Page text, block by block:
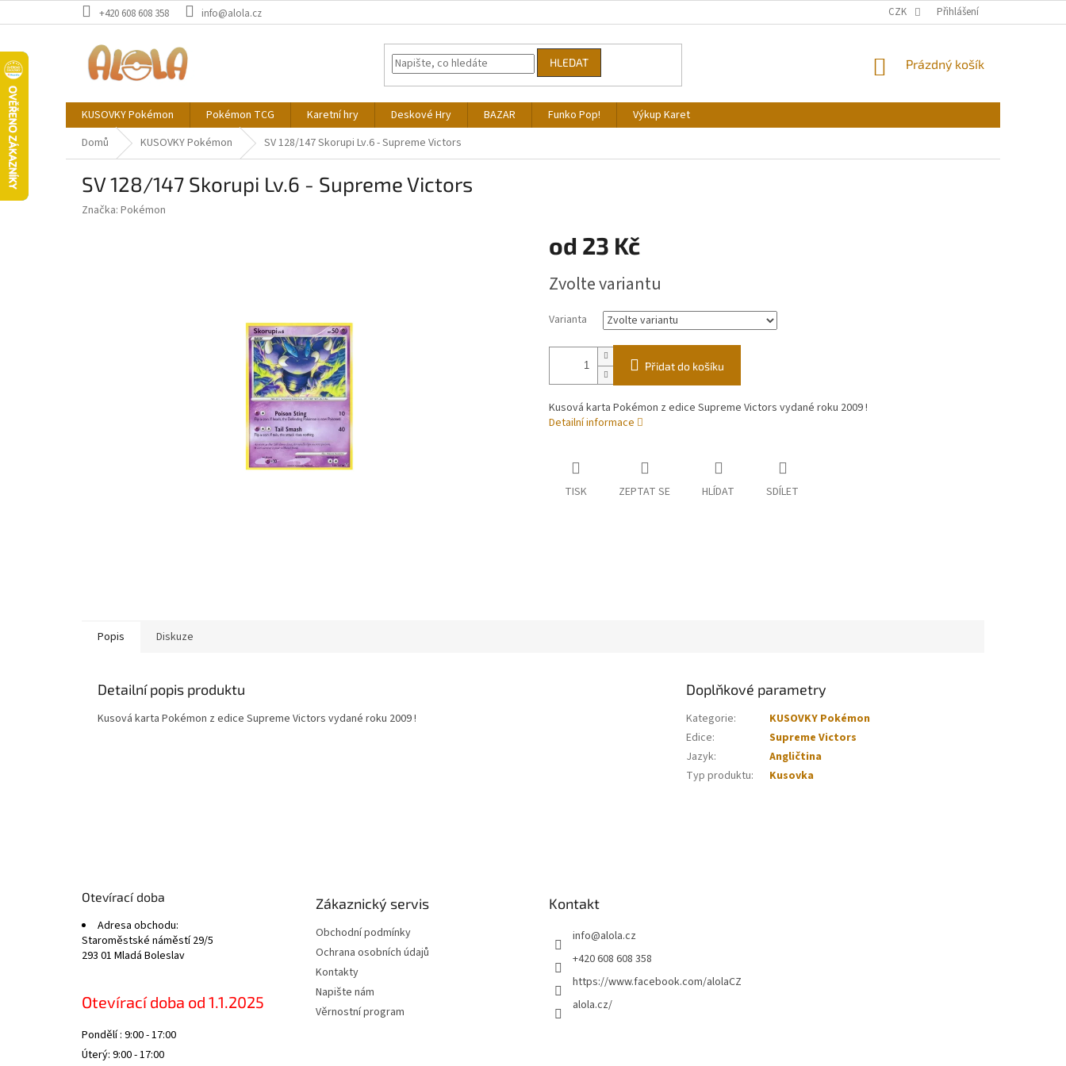
na
+420 608 608 358 info@alola.cz CZK Přihlášení
HLEDAT
NÁKUPNÍ
Prázdný košík
KUSOVKY Pokémon Pokémon TCG Karetní hry Deskové Hry BAZAR Funko Pop!
Výkup Karet
Domů
KUSOVKY Pokémon SV 128/147 Skorupi Lv.6 - Supreme Victors
SV 128/147 Skorupi Lv.6 - Supreme Victors
Značka: Pokémon
od 23 Kč
cena:
Zvolte variantu
Varianta
Přidat do košíku
Kusová karta Pokémon z edice Supreme Victors vydané roku 2009 !
Detailní informace
TISK ZEPTAT SE HLÍDAT SDÍLET
Popis Diskuze
Detailní popis produktu
Kusová karta Pokémon z edice Supreme Victors vydané roku 2009 !
Doplňkové parametry
Kategorie:
KUSOVKY Pokémon
Edice:
Supreme Victors
Jazyk:
Angličtina
Typ produktu: Kusovka
Otevírací doba
Adresa obchodu:
Staroměstské náměstí 29/5
293 01 Mladá Boleslav
Otevírací doba od 1.1.2025
Pondělí : 9:00 - 17:00
Úterý: 9:00 - 17:00
Zákaznický servis
Obchodní podmínky
Ochrana osobních údajů
Kontakty
Napište nám
Věrnostní program
Kontakt
info@alola.cz
+420 608 608 358
https://www.facebook.com/alolaCZ
alola.cz/